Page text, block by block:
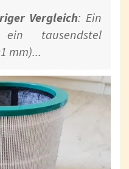
Vergleich: Ein
tausendstel
mm)...